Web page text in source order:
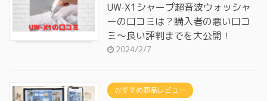
UW-X1シャープ超音波ウォッシャ
ーの口コミは？購入者の悪い口コ
ミ～良い評判までを大公開！
2024/2/7
おすすめ商品レビュー